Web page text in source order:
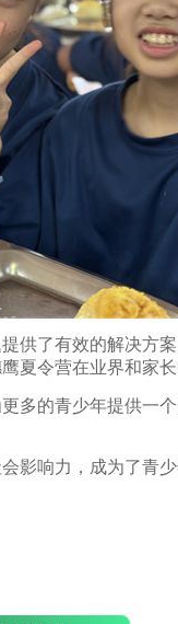
供了有效的解决方
夏令营在业界和家长
的青少年提供一
影响力，成为了青